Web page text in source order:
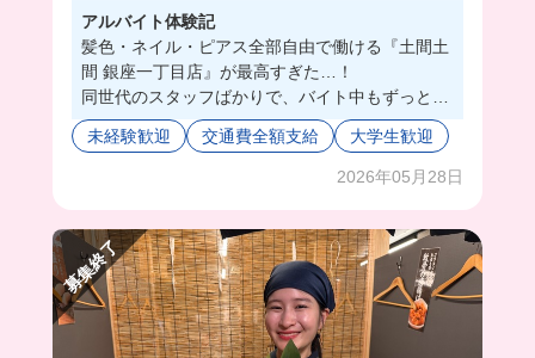
アルバイト体験記
髪色・ネイル・ピアス全部自由で働ける『土間土
間 銀座一丁目店』が最高すぎた…！
同世代のスタッフばかりで、バイト中もずっとサ
ークルみたいに楽しい雰囲気だった🥹
しかも、まかないはメニューから好きなものをリ
クエストできて、余ったら持ち帰りもOKだから
ったぁ🫶💕
制服のオリジナルポロシャツもロゴが可愛くてテ
ンション上がるよ！
未経験歓迎 交通費全額支給 大学生歓迎
2026年05月28日
募集終了